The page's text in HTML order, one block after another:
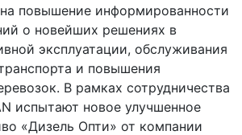
повышение информированности
о новейших решениях в
эксплуатации, обслуживания
и повышения
В рамках сотрудничества
испытают новое улучшенное
«Дизель Опти» от компании